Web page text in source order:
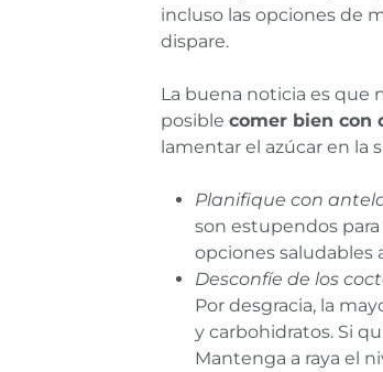
incluso las opciones de
dispare.
La buena noticia es que
posible comer bien con
lamentar el azúcar en la
Planifique con
son estupendos
opciones saludables
Desconfíe de los
Por desgracia, la
y carbohidratos. Si
Mantenga a raya el